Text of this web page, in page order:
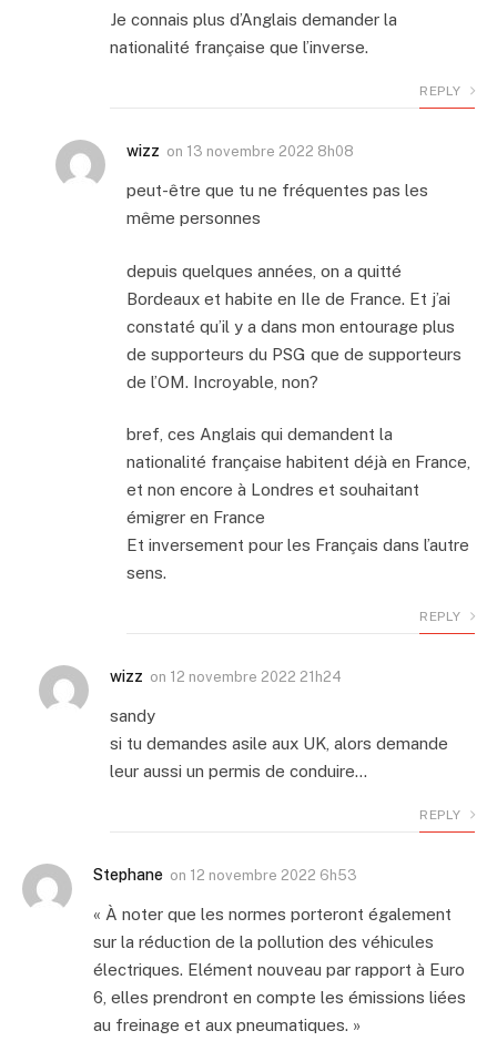
Je connais plus d’Anglais demander la
nationalité française que l’inverse.
REPLY
wizz on 13 novembre 2022 8h08
peut-être que tu ne fréquentes pas les
même personnes
depuis quelques années, on a quitté
Bordeaux et habite en Ile de France. Et j’ai
constaté qu’il y a dans mon entourage plus
de supporteurs du PSG que de supporteurs
de l’OM. Incroyable, non?
bref, ces Anglais qui demandent la
nationalité française habitent déjà en France,
et non encore à Londres et souhaitant
émigrer en France
Et inversement pour les Français dans l’autre
sens.
REPLY
wizz on 12 novembre 2022 21h24
sandy
si tu demandes asile aux UK, alors demande
leur aussi un permis de conduire…
REPLY
Stephane on 12 novembre 2022 6h53
« À noter que les normes porteront également
sur la réduction de la pollution des véhicules
électriques. Elément nouveau par rapport à Euro
6, elles prendront en compte les émissions liées
au freinage et aux pneumatiques. »